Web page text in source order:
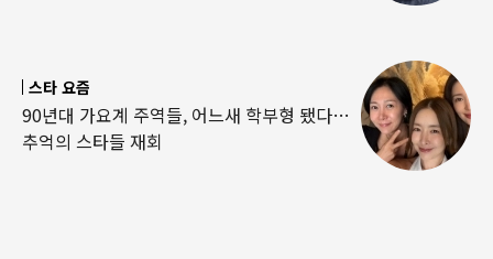
스타 요즘
90년대 가요계 주역들, 어느새 학부형 됐다…
추억의 스타들 재회